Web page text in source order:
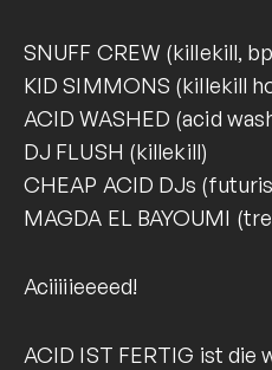
SNUFF CREW (killekill,
KID SIMMONS (killekill
ACID WASHED (acid
DJ FLUSH (killekill)
CHEAP ACID DJs
MAGDA EL BAYOUMI
Aciiiiieeeed!
ACID IST FERTIG ist